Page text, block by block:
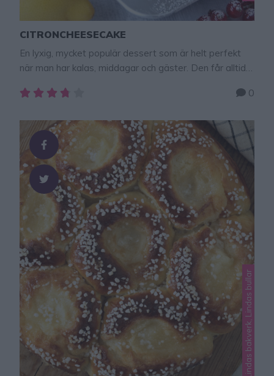
CITRONCHEESECAKE
En lyxig, mycket populär dessert som är helt perfekt
när man har kalas, middagar och gäster. Den får alltid
goda recept på mjuka kakor – klicka här!
digestivekex 175 g smör, smält Fyllning6 gelatinblad3
ägg300 g färskost, t ex Philadelphia3 dl …
0
Lindas bakverk, Lindas bullar